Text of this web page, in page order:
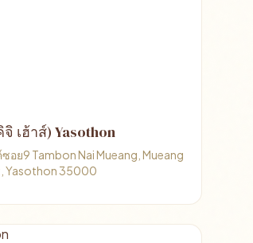
เฮ้าส์) Yasothon
อย9 Tambon Nai Mueang, Mueang
Yasothon 35000